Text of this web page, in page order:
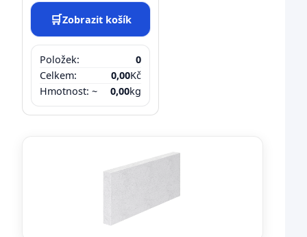
🛒Zobrazit košík
Položek:
0
Celkem:
0,00Kč
Hmotnost: ~
0,00kg